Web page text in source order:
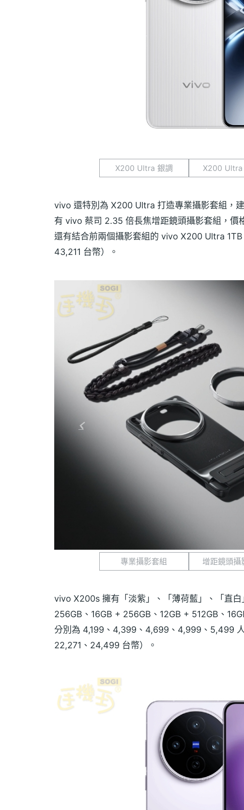
X200 Ultra 銀調 X200 Ultra
vivo 還特別為 X200 Ultra 打造專業攝影套組，
有 vivo 蔡司 2.35 倍長焦增距鏡頭攝影套組，價
還有結合前兩個攝影套組的 vivo X200 Ultra
43,211 台幣）。
專業攝影套組 增距鏡頭攝
vivo X200s 擁有「淡紫」、「薄荷藍」、「直
256GB、16GB + 256GB、12GB + 512GB、
分別為 4,199、4,399、4,699、4,999、5,499
22,271、24,499 台幣）。